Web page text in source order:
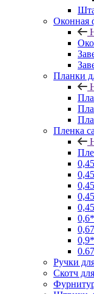
Оконная
Планки
Пленка
Ручки
Скотч